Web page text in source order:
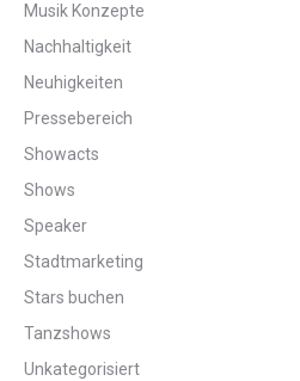
Musik Konzepte
Nachhaltigkeit
Neuhigkeiten
Pressebereich
Showacts
Shows
Speaker
Stadtmarketing
Stars buchen
Tanzshows
Unkategorisiert